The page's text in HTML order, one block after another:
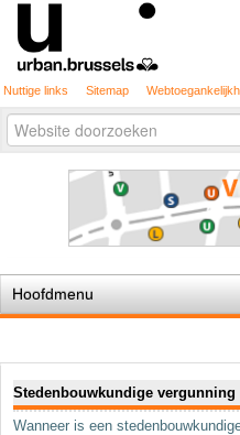
Nuttige links Sitemap
Zoek
Geavanceerd
zoeken...
Hoofdmenu
De spelregels
Stedenbouwkundige vergunning
Stedenbouwkundige vergunning
Wanneer is een